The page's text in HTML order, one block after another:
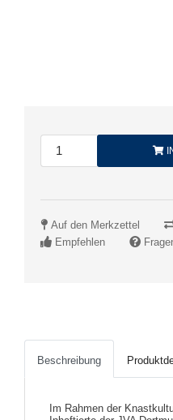
Auf den Merkzettel
Empfehlen
Beschreibung
Im Rahmen der